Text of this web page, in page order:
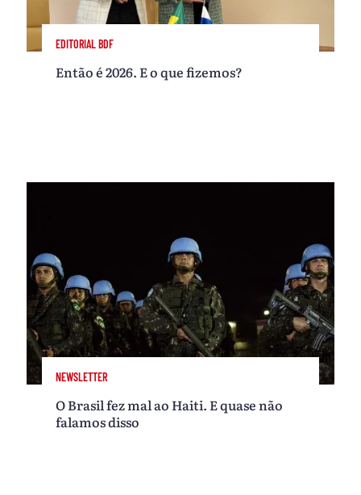
EDITORIAL BDF
Então é 2026. E o que fizemos?
NEWSLETTER
O Brasil fez mal ao Haiti. E quase não
falamos disso